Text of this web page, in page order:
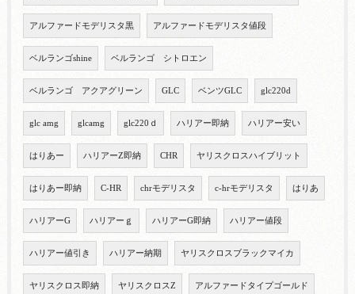
アルファードモデリスタ黒 アルファードモデリスタ値段
ベルランゴshine ベルランゴ シトロエン
ベルランゴ アクアグリーン GLC ベンツGLC glc220d
glc amg glcamg glc220ｄ ハリアー即納 ハリアー安い
はりあー ハリアーZ即納 CHR ヤリスクロスハイブリット
はりあー即納 C-HR chrモデリスタ c-hrモデリスタ はりあ
ハリアーG ハリアーｇ ハリアーG即納 ハリアー値段
ハリアー値引き ハリアー納期 ヤリスクロスブラックマイカ
ヤリスクロス即納 ヤリスクロスZ アルファードタイプゴールド